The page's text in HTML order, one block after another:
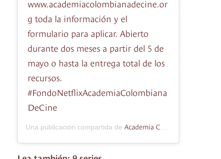
www.academiacolombianadecine.or
g toda la información y el
formulario para aplicar. Abierto
durante dos meses a partir del 5 de
mayo o hasta la entrega total de los
recursos.
#FondoNetflixAcademiaColombiana
DeCine
Una publicación compartida de Academia Colombiana de Cine